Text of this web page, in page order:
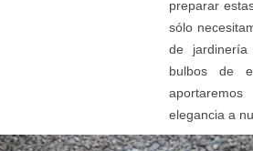
preparar
sólo
de
bulbos de
elegancia a